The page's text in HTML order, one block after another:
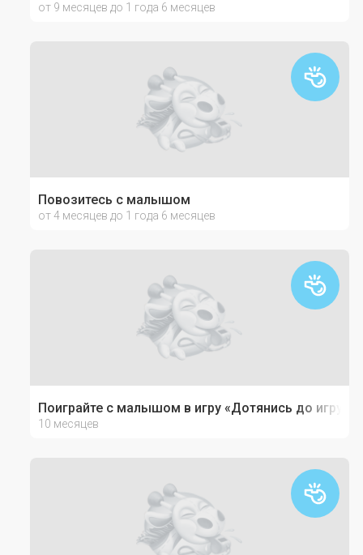
от 9 месяцев до 1 года 6 месяцев
Повозитесь с малышом
от 4 месяцев до 1 года 6 месяцев
Поиграйте с малышом в игру «Дотянись до
10 месяцев